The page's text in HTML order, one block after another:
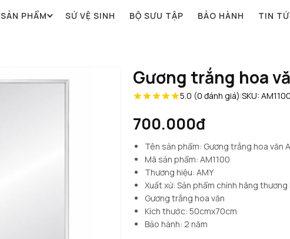
SẢN PHẨM SỨ VỆ SINH BỘ SƯU TẬP BẢO HÀNH TIN
Gương trắng hoa
5.0 (0 đánh giá)|SKU: AM1100
700.000đ
Tên sản phẩm: Gương trắng hoa văn
Mã sản phẩm: AM1100
Thương hiệu: AMY
Xuất xứ: Sản phẩm chính hãng thương
Gương trắng hoa văn
Kích thước: 50cmx70cm
Bảo hành: 2 năm